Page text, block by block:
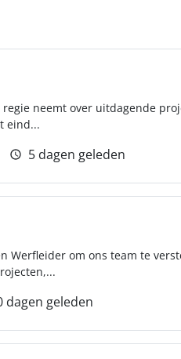
neemt over uitdagende
eind...
5 dagen geleden
Werfleider om ons team te
dagen geleden